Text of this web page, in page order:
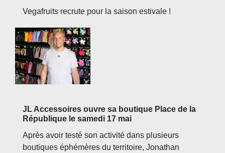
Vegafruits recrute pour la saison estivale !
JL Accessoires ouvre sa boutique Place de la
République le samedi 17 mai
Après avoir testé son activité dans plusieurs
boutiques éphémères du territoire, Jonathan